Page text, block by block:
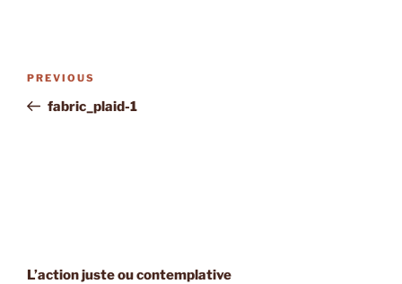
Previous
Post
PREVIOUS
fabric_plaid-1
L’action juste ou contemplative